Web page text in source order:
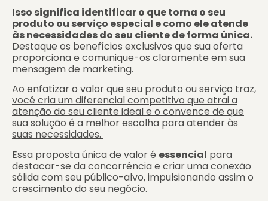
Isso significa identificar o que torna o seu
produto ou serviço especial e como ele atende
às necessidades do seu cliente de forma única.
Destaque os benefícios exclusivos que sua oferta
proporciona e comunique-os claramente em sua
mensagem de marketing.
Ao enfatizar o valor que seu produto ou serviço traz,
você cria um diferencial competitivo que atrai a
atenção do seu cliente ideal e o convence de que
sua solução é a melhor escolha para atender às
suas necessidades.
Essa proposta única de valor é essencial para
destacar-se da concorrência e criar uma conexão
sólida com seu público-alvo, impulsionando assim o
crescimento do seu negócio.